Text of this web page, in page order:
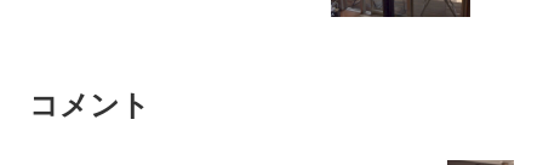
コメント